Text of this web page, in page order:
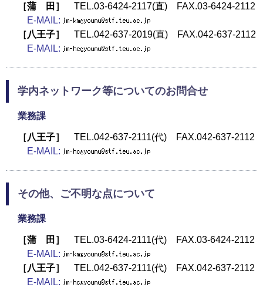
［蒲 田］
TEL.03-6424-2117(直) FAX.03-6424-2112
E-MAIL:
［八王子］
TEL.042-637-2019(直) FAX.042-637-2112
E-MAIL:
学内ネットワーク等についてのお問合せ
業務課
［八王子］ TEL.042-637-2111(代) FAX.042-637-2112
E-MAIL:
その他、ご不明な点について
業務課
［蒲 田］ TEL.03-6424-2111(代) FAX.03-6424-2112
E-MAIL:
［八王子］ TEL.042-637-2111(代) FAX.042-637-2112
E-MAIL: